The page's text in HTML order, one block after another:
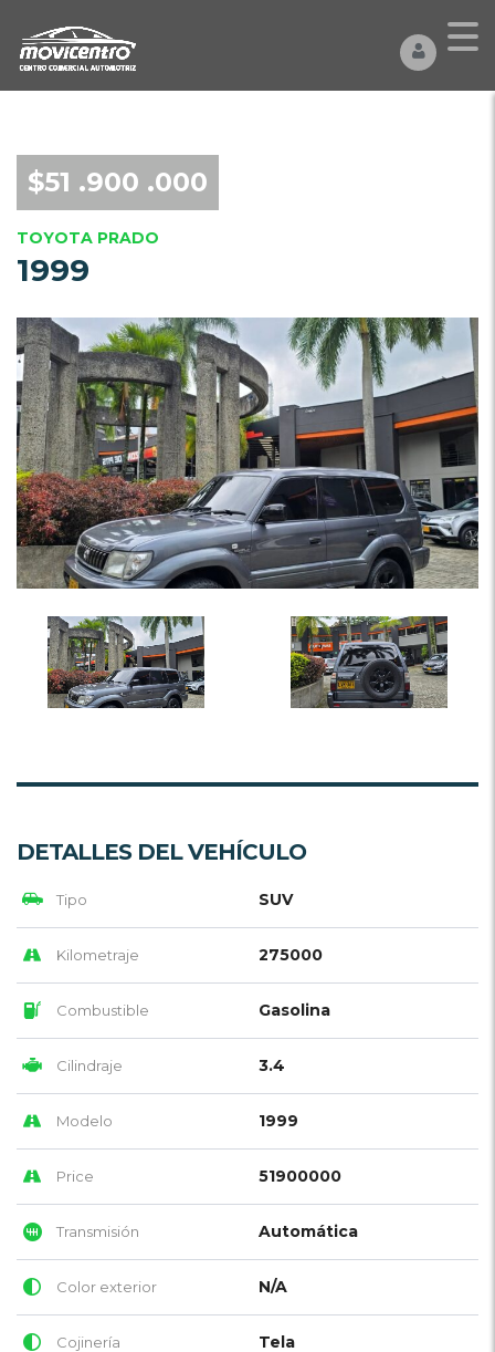
$51 .900 .000
TOYOTA PRADO
1999
DETALLES DEL VEHÍCULO
Tipo SUV
Kilometraje 275000
Combustible Gasolina
Cilindraje 3.4
Modelo 1999
Price 51900000
Transmisión Automática
Color exterior N/A
Cojinería Tela